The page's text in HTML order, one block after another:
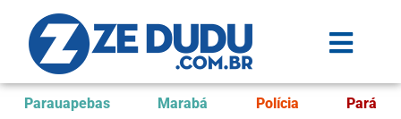
Parauapebas Marabá Polícia Pará